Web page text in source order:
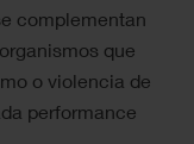
complementan
que
o violencia de
performance